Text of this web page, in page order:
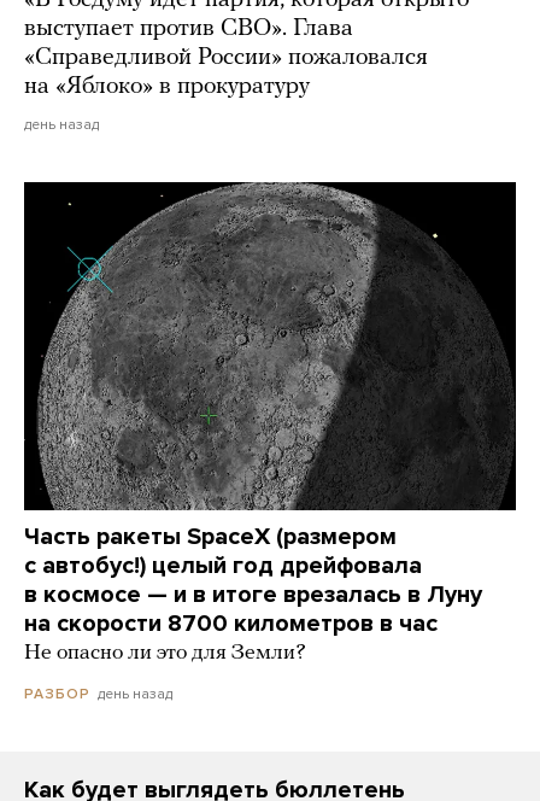
выступает против СВО». Глава
«Справедливой России» пожаловался
на «Яблоко» в прокуратуру
день назад
Часть ракеты SpaceX (размером
с автобус!) целый год дрейфовала
в космосе — и в итоге врезалась в Луну
на скорости 8700 километров в час
Не опасно ли это для Земли?
РАЗБОР день назад
Как будет выглядеть бюллетень